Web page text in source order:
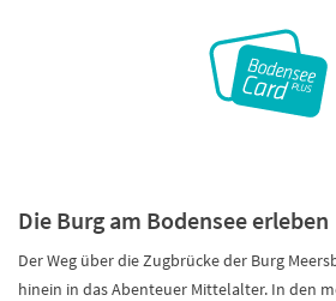
Die Burg am Bodensee erleben
Der Weg über die Zugbrücke der Burg
hinein in das Abenteuer Mittelalter. In den